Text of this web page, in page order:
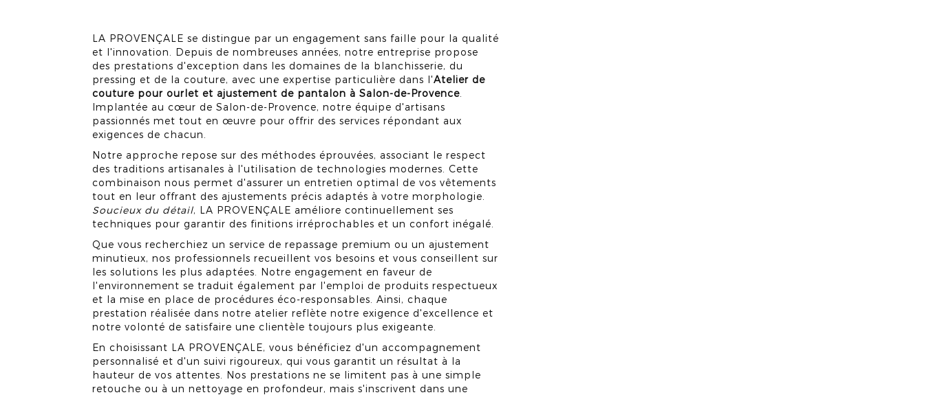
LA PROVENÇALE se distingue par un engagement sans faille pour la qualité
et l'innovation. Depuis de nombreuses années, notre entreprise propose
des prestations d'exception dans les domaines de la blanchisserie, du
pressing et de la couture, avec une expertise particulière dans l'Atelier de
couture pour ourlet et ajustement de pantalon à Salon-de-Provence
Implantée au cœur de Salon-de-Provence, notre équipe d'artisans
passionnés met tout en œuvre pour offrir des services répondant aux
exigences de chacun.
Notre approche repose sur des méthodes éprouvées, associant le respect
des traditions artisanales à l'utilisation de technologies modernes. Cette
combinaison nous permet d'assurer un entretien optimal de vos vêtements
tout en leur offrant des ajustements précis adaptés à votre morphologie.
Soucieux du détail, LA PROVENÇALE améliore continuellement ses
techniques pour garantir des finitions irréprochables et un confort inégalé.
Que vous recherchiez un service de repassage premium ou un ajustement
minutieux, nos professionnels recueillent vos besoins et vous conseillent sur
les solutions les plus adaptées. Notre engagement en faveur de
l'environnement se traduit également par l'emploi de produits respectueux
et la mise en place de procédures éco-responsables. Ainsi, chaque
prestation réalisée dans notre atelier reflète notre exigence d'excellence et
notre volonté de satisfaire une clientèle toujours plus exigeante.
En choisissant LA PROVENÇALE, vous bénéficiez d'un accompagnement
personnalisé et d'un suivi rigoureux, qui vous garantit un résultat à la
hauteur de vos attentes. Nos prestations ne se limitent pas à une simple
retouche ou à un nettoyage en profondeur, mais s'inscrivent dans une